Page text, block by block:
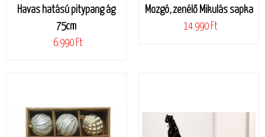
Havas hatású pitypang ág
75cm
6.990 Ft
Mozgó, zenélő Mikulás sapka
14.990 Ft